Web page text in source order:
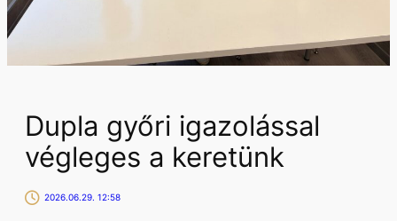
Dupla győri igazolással
végleges a keretünk
2026.06.29. 12:58